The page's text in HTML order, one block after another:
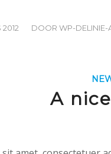
2012 DOOR WP-DELINIE-
A